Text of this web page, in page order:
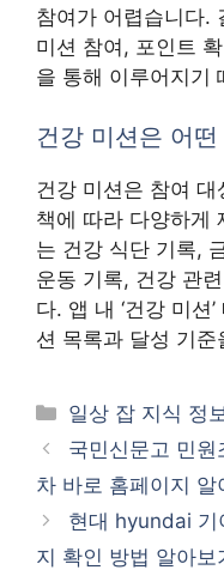
참여가 어렵습니다.
미션 참여, 포인트
을 통해 이루어지기
건강 미션은 어
건강 미션은 참여
책에 따라 다양하게
는 건강 식단 기록,
운동 기록, 건강 관
다. 앱 내 ‘건강 미션
션 목록과 달성 기
카
테
리
일상 잡 지식 정
국민신문고 민원
차 바로 홈페이지 알
현대 hyundai 기
지 확인 방법 알아보